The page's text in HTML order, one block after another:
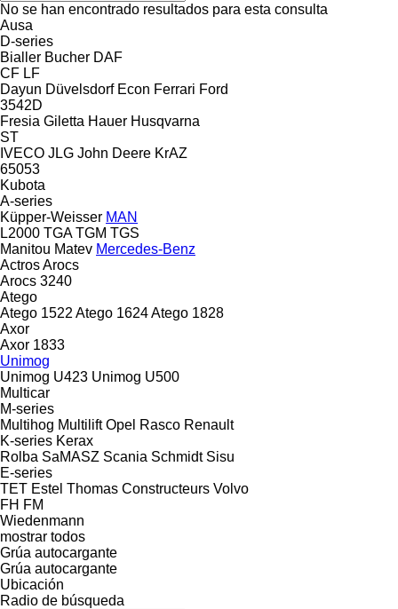
No se han encontrado resultados para esta consulta
Ausa
D-series
Bialler Bucher DAF
CF LF
Dayun Düvelsdorf Econ Ferrari Ford
3542D
Fresia Giletta Hauer Husqvarna
ST
IVECO JLG John Deere KrAZ
65053
Kubota
A-series
Küpper-Weisser MAN
L2000 TGA TGM TGS
Manitou Matev Mercedes-Benz
ActrosArocs
Arocs 3240
Atego
Atego 1522 Atego 1624Atego 1828
Axor
Axor 1833
Unimog
Unimog U423 Unimog U500
Multicar
M-series
Multihog Multilift Opel Rasco Renault
K-series Kerax
Rolba SaMASZ Scania Schmidt Sisu
E-series
TET Estel Thomas Constructeurs Volvo
FH FM
Wiedenmann
mostrar todos
Grúa autocargante
Grúa autocargante
Ubicación
Radio de búsqueda